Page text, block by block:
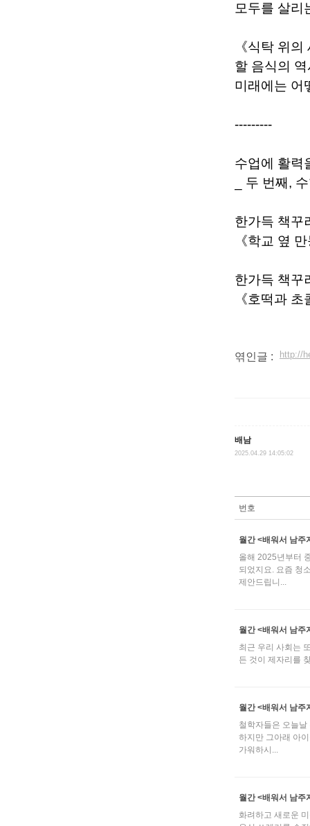
모두를 살리
《식탁 위
할 음식의
미래에는 어
---------
수업에 활력
_ 두 번째,
한가득 책꾸
《학교 옆
한가득 책꾸
《호떡과
엮인글 : http://
배남
2025.04.29 14:05:02
번호
월간 <배워서 남주
올해 2025년부터
되었지요. 요즘 청
제안드립니...
월간 <배워서 남주
최근 우리 사회는
든 것이 제자리를
월간 <배워서 남주
철학자들은 오늘
하지만 그아래 아
가워하시...
월간 <배워서 남주
화려하고 새로운